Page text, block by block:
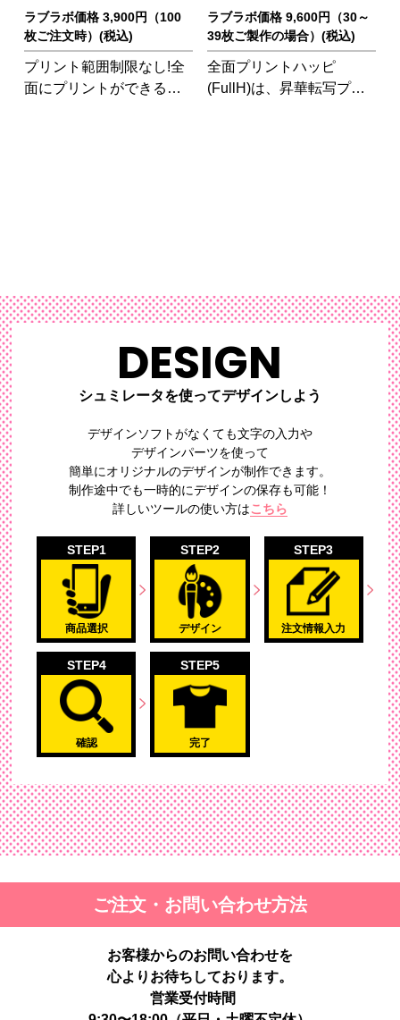
ラブラボ価格 3,900円（100
枚ご注文時）(税込)
プリント範囲制限なし!全
面にプリントができる夢
ラブラボ価格 9,600円（30～
39枚ご製作の場合）(税込)
全面プリントハッピ
(FullH)は、昇華転写プリ
DESIGN
シュミレータを使ってデザインしよう
デザインソフトがなくても文字の入力や
デザインパーツを使って
簡単にオリジナルのデザインが制作できます。
制作途中でも一時的にデザインの保存も可能！
詳しいツールの使い方はこちら
STEP1
商品選択
STEP2
デザイン
STEP3
注文情報入力
STEP4
確認
STEP5
完了
ご注文・お問い合わせ方法
お客様からのお問い合わせを
心よりお待ちしております。
営業受付時間